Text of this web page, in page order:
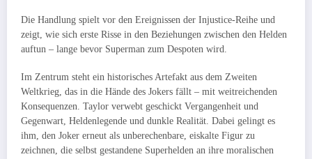
Die Handlung spielt vor den Ereignissen der Injustice-Reihe und
zeigt, wie sich erste Risse in den Beziehungen zwischen den Helden
auftun – lange bevor Superman zum Despoten wird.
Im Zentrum steht ein historisches Artefakt aus dem Zweiten
Weltkrieg, das in die Hände des Jokers fällt – mit weitreichenden
Konsequenzen. Taylor verwebt geschickt Vergangenheit und
Gegenwart, Heldenlegende und dunkle Realität. Dabei gelingt es
ihm, den Joker erneut als unberechenbare, eiskalte Figur zu
zeichnen, die selbst gestandene Superhelden an ihre moralischen